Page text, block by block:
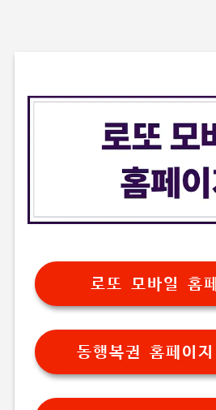
로또 모바일 홈
동행복권 홈페이지